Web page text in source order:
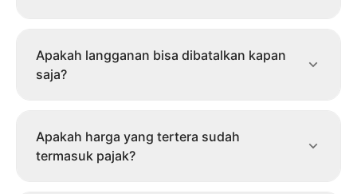
Apakah langganan bisa dibatalkan kapan
saja?
Apakah harga yang tertera sudah
termasuk pajak?